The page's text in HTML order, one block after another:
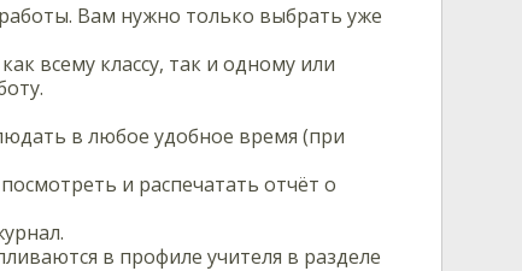
Вам нужно только выбрать уже
всему классу, так и одному или
в любое удобное время (при
и распечатать отчёт о
в профиле учителя в разделе